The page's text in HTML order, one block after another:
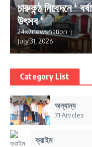
চারুকন্ঠ নিবেদনে ‘ বর্ষা
উৎসব ‘
24x7newsnation
July 31, 2026
Category List
অন্যান্য
71 Articles
ক্রাইম